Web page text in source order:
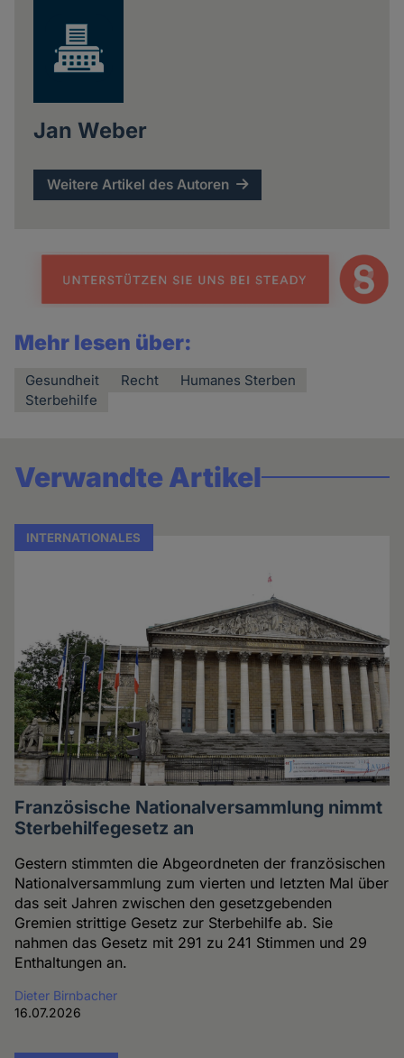
Jan Weber
Weitere Artikel des Autoren
Mehr lesen über:
Gesundheit Recht
Humanes Sterben
Sterbehilfe
Verwandte Artikel
INTERNATIONALES
Französische Nationalversammlung nimmt
Sterbehilfegesetz an
Gestern stimmten die Abgeordneten der französischen
Nationalversammlung zum vierten und letzten Mal über
das seit Jahren zwischen den gesetzgebenden
Gremien strittige Gesetz zur Sterbehilfe ab. Sie
nahmen das Gesetz mit 291 zu 241 Stimmen und 29
Enthaltungen an.
Dieter Birnbacher
16.07.2026